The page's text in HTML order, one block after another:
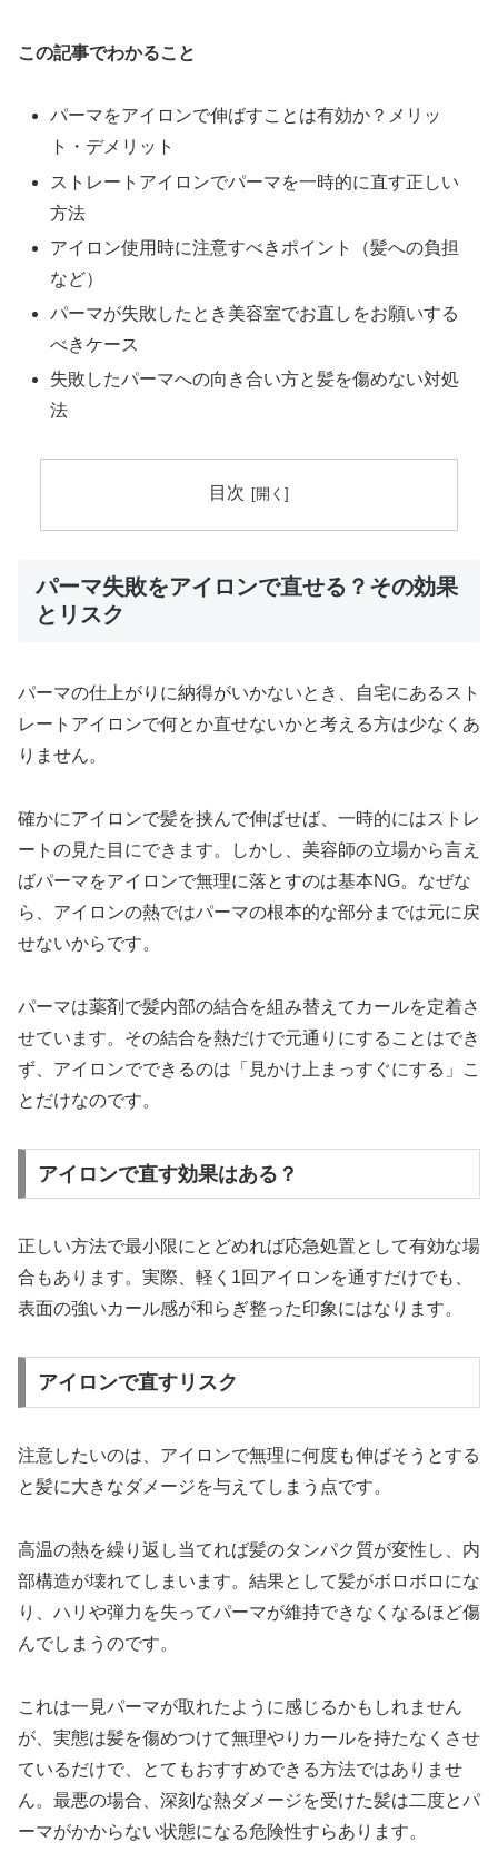
この記事でわかること
パーマをアイロンで伸ばすことは有効か？メリッ
ト・デメリット
ストレートアイロンでパーマを一時的に直す正しい
方法
アイロン使用時に注意すべきポイント（髪への負担
など）
パーマが失敗したとき美容室でお直しをお願いする
べきケース
失敗したパーマへの向き合い方と髪を傷めない対処
法
目次
パーマ失敗をアイロンで直せる？その効果
とリスク
パーマの仕上がりに納得がいかないとき、自宅にあるスト
レートアイロンで何とか直せないかと考える方は少なくあ
りません。
確かにアイロンで髪を挟んで伸ばせば、一時的にはストレ
ートの見た目にできます。しかし、美容師の立場から言え
ばパーマをアイロンで無理に落とすのは基本NG。なぜな
ら、アイロンの熱ではパーマの根本的な部分までは元に戻
せないからです。
パーマは薬剤で髪内部の結合を組み替えてカールを定着さ
せています。その結合を熱だけで元通りにすることはでき
ず、アイロンでできるのは「見かけ上まっすぐにする」こ
とだけなのです。
アイロンで直す効果はある？
正しい方法で最小限にとどめれば応急処置として有効な場
合もあります。実際、軽く1回アイロンを通すだけでも、
表面の強いカール感が和らぎ整った印象にはなります。
アイロンで直すリスク
注意したいのは、アイロンで無理に何度も伸ばそうとする
と髪に大きなダメージを与えてしまう点です。
高温の熱を繰り返し当てれば髪のタンパク質が変性し、内
部構造が壊れてしまいます。結果として髪がボロボロにな
り、ハリや弾力を失ってパーマが維持できなくなるほど傷
んでしまうのです。
これは一見パーマが取れたように感じるかもしれません
が、実態は髪を傷めつけて無理やりカールを持たなくさせ
ているだけで、とてもおすすめできる方法ではありませ
ん。最悪の場合、深刻な熱ダメージを受けた髪は二度とパ
ーマがかからない状態になる危険性すらあります。